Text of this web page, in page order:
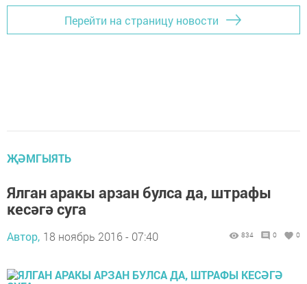
Перейти на страницу новости
ҖӘМГЫЯТЬ
Ялган аракы арзан булса да, штрафы
кесәгә суга
Автор, 18 ноябрь 2016 - 07:40 834 0 0